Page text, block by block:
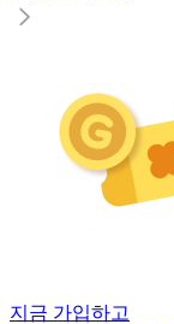
지금 가입하고